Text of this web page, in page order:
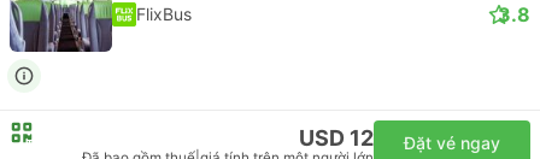
FlixBus 3.8
USD 12 Đặt vé ngay